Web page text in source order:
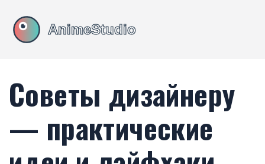
Советы дизайнеру
— практические